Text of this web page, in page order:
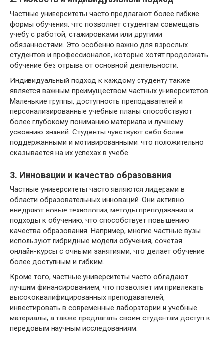
Частные университеты часто предлагают более гибкие
формы обучения, что позволяет студентам совмещать
учебу с работой, стажировками или другими
обязанностями. Это особенно важно для взрослых
студентов и профессионалов, которые хотят продолжать
обучение без отрыва от основной деятельности.
Индивидуальный подход к каждому студенту также
является важным преимуществом частных университетов.
Маленькие группы, доступность преподавателей и
персонализированные учебные планы способствуют
более глубокому пониманию материала и лучшему
усвоению знаний. Студенты чувствуют себя более
поддержанными и мотивированными, что положительно
сказывается на их успехах в учебе.
3. Инновации и качество образования
Частные университеты часто являются лидерами в
области образовательных инноваций. Они активно
внедряют новые технологии, методы преподавания и
подходы к обучению, что способствует повышению
качества образования. Например, многие частные вузы
используют гибридные модели обучения, сочетая
онлайн-курсы с очными занятиями, что делает обучение
более доступным и гибким.
Кроме того, частные университеты часто обладают
лучшим финансированием, что позволяет им привлекать
высококвалифицированных преподавателей,
инвестировать в современные лаборатории и учебные
материалы, а также предлагать своим студентам доступ к
передовым научным исследованиям.